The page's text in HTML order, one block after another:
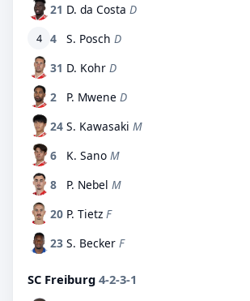
21 D. da Costa D
4 4 S. Posch D
31 D. Kohr D
2
P. Mwene D
24 S. Kawasaki M
6
K. Sano M
8
P. Nebel M
20 P. Tietz F
23 S. Becker F
SC Freiburg 4-2-3-1